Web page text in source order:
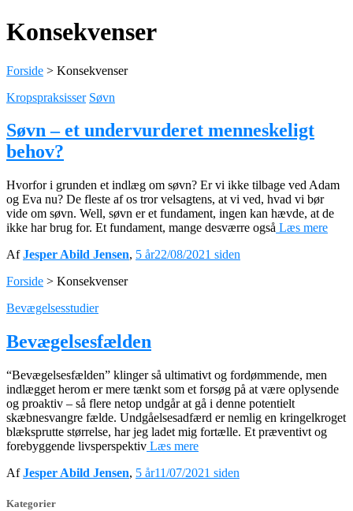
Konsekvenser
Forside > Konsekvenser
Kropspraksisser Søvn
Søvn – et undervurderet menneskeligt
behov?
Hvorfor i grunden et indlæg om søvn? Er vi ikke tilbage ved Adam
og Eva nu? De fleste af os tror velsagtens, at vi ved, hvad vi bør
vide om søvn. Well, søvn er et fundament, ingen kan hævde, at de
ikke har brug for. Et fundament, mange desværre også Læs mere
AfJesper Abild Jensen, 5 år22/08/2021 siden
Forside > Konsekvenser
Bevægelsesstudier
Bevægelsesfælden
“Bevægelsesfælden” klinger så ultimativt og fordømmende, men
indlægget herom er mere tænkt som et forsøg på at være oplysende
og proaktiv – så flere netop undgår at gå i denne potentielt
skæbnesvangre fælde. Undgåelsesadfærd er nemlig en kringelkroget
blæksprutte størrelse, har jeg ladet mig fortælle. Et præventivt og
forebyggende livsperspektiv Læs mere
AfJesper Abild Jensen, 5 år11/07/2021 siden
Kategorier